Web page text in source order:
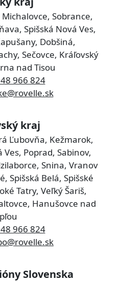
Sobrance,
Spišská Nová Ves,
Dobšiná,
Sečovce, Kráľovský
nad Tisou
966 824
kraj
Ľubovňa, Kežmarok,
Ves, Poprad, Sabinov,
Snina, Vranov
Spišská Belá, Spišské
Tatry, Veľký Šariš,
Hanušovce nad
966 824
Slovenska